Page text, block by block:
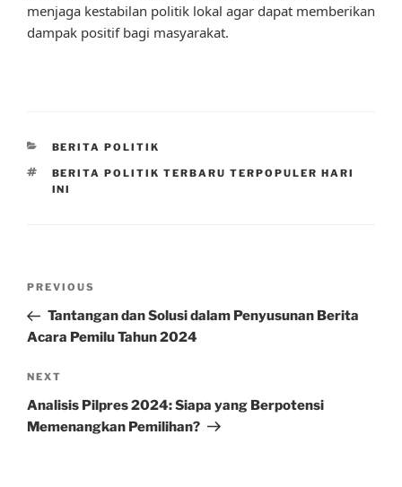
menjaga kestabilan politik lokal agar dapat memberikan
dampak positif bagi masyarakat.
CATEGORIES
BERITA POLITIK
TAGS
BERITA POLITIK TERBARU TERPOPULER HARI
INI
Previous
Post
PREVIOUS
Tantangan dan Solusi dalam Penyusunan Berita
Acara Pemilu Tahun 2024
Next
Post
NEXT
Analisis Pilpres 2024: Siapa yang Berpotensi
Memenangkan Pemilihan?